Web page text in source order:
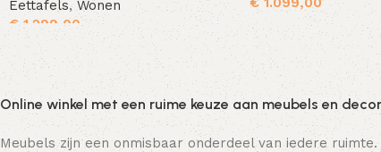
Eettafels, Wonen
€1.299,00
Online winkel met een ruime keuze aan meubels en
Meubels zijn een onmisbaar onderdeel van iedere